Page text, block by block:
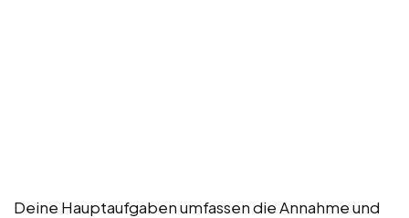
Deine Hauptaufgaben umfassen die Annahme und